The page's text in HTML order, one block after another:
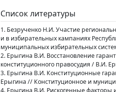
Список литературы
1. Безрученко Н.И. Участие
и в избирательных кампаниях
муниципальных избирательных
2. Ерыгина В.И. Восстановление
конституционного правосудия / В.И.
3. Ерыгина В.И. Конституционные
Ерыгина // Конституционное и
4. Ерыгина В.И. Рискогенные факторы